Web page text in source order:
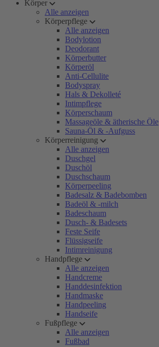
Körper
Alle anzeigen
Körperpflege
Alle anzeigen
Bodylotion
Deodorant
Körperbutter
Körperöl
Anti-Cellulite
Bodyspray
Hals & Dekolleté
Intimpflege
Körperschaum
Massageöle & ätherische Öle
Sauna-Öl & -Aufguss
Körperreinigung
Alle anzeigen
Duschgel
Duschöl
Duschschaum
Körperpeeling
Badesalz & Badebomben
Badeöl & -milch
Badeschaum
Dusch- & Badesets
Feste Seife
Flüssigseife
Intimreinigung
Handpflege
Alle anzeigen
Handcreme
Handdesinfektion
Handmaske
Handpeeling
Handseife
Fußpflege
Alle anzeigen
Fußbad